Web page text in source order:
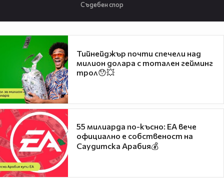
Съдебен спор
Тийнейджър почти спечели над
милион долара с тотален гейминг
трол😯💥
55 милиарда по-късно: EA вече
официално е собственост на
Саудитска Арабия💰